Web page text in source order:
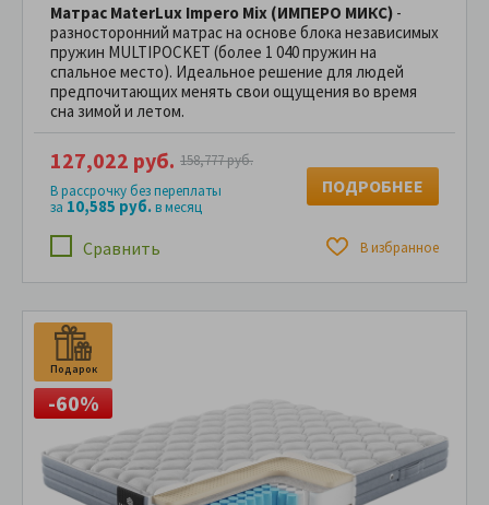
Матрас MaterLux Impero Mix (ИМПЕРО МИКС) -
разносторонний матрас на основе блока независимых
пружин MULTIPOCKET (более 1 040 пружин на
спальное место). Идеальное решение для людей
предпочитающих менять свои ощущения во время
сна зимой и летом.
Сравнить В избранное
127,022 руб. 158,777 руб.
В рассрочку без переплаты
за 10,585 руб.в месяц
ПОДРОБНЕЕ
Подарок
-60%